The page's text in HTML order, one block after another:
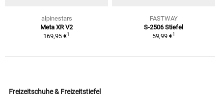
alpinestars
Meta XR V2
169,95 €1
FASTWAY
S-2506 Stiefel
59,99 €1
Freizeitschuhe & Freizeitstiefel